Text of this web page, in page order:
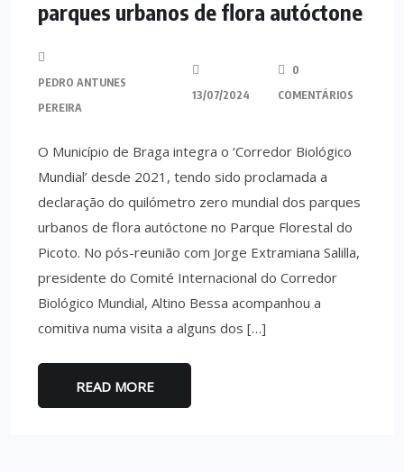
parques urbanos de flora autóctone
PEDRO ANTUNES
PEREIRA
13/07/2024
0
COMENTÁRIOS
O Município de Braga integra o ‘Corredor Biológico
Mundial’ desde 2021, tendo sido proclamada a
declaração do quilómetro zero mundial dos parques
urbanos de flora autóctone no Parque Florestal do
Picoto. No pós-reunião com Jorge Extramiana Salilla,
presidente do Comité Internacional do Corredor
Biológico Mundial, Altino Bessa acompanhou a
comitiva numa visita a alguns dos […]
READ MORE